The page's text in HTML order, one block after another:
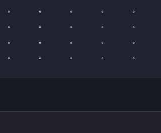
0
0
0
0
0
0
0
0
0
0
0
0
0
0
0
0
0
0
0
0